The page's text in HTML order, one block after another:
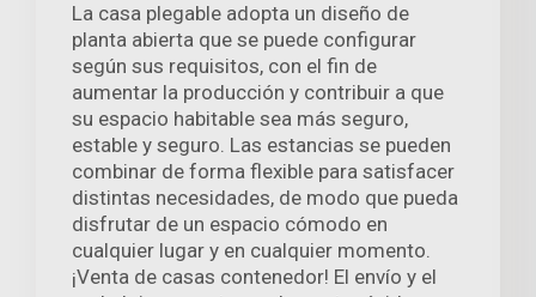
La casa plegable adopta un diseño de
planta abierta que se puede configurar
según sus requisitos, con el fin de
aumentar la producción y contribuir a que
su espacio habitable sea más seguro,
estable y seguro. Las estancias se pueden
combinar de forma flexible para satisfacer
distintas necesidades, de modo que pueda
disfrutar de un espacio cómodo en
cualquier lugar y en cualquier momento.
¡Venta de casas contenedor! El envío y el